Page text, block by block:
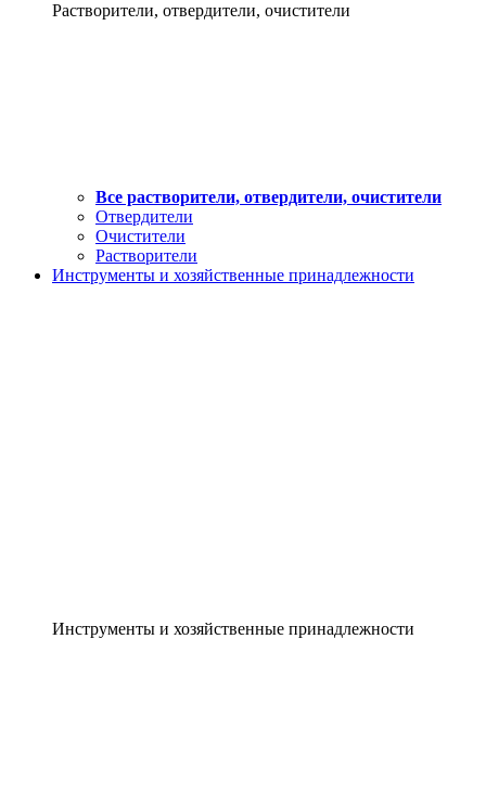
Растворители, отвердители, очистители
Все растворители, отвердители, очистители
Отвердители
Очистители
Растворители
Инструменты и хозяйственные принадлежности
Инструменты и хозяйственные принадлежности